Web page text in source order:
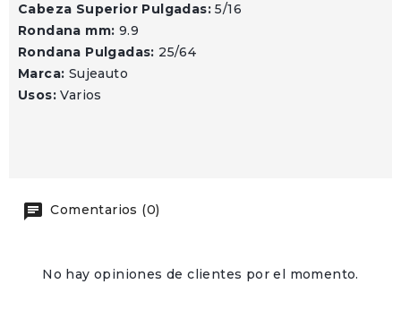
Cabeza Superior Pulgadas:5/16
Rondana mm: 9.9
Rondana Pulgadas: 25/64
Marca: Sujeauto
Usos: Varios
Comentarios (0)
No hay opiniones de clientes por el momento.